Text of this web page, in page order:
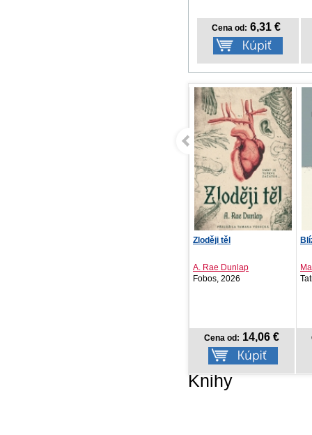
Cena od: 6,31 €
Blízkosť
Matej Rumanovský
Tatran, 2026
Cena od: 14,18 €
Knihy